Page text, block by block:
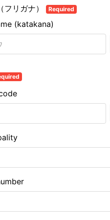
フリガナ） Required
(katakana)